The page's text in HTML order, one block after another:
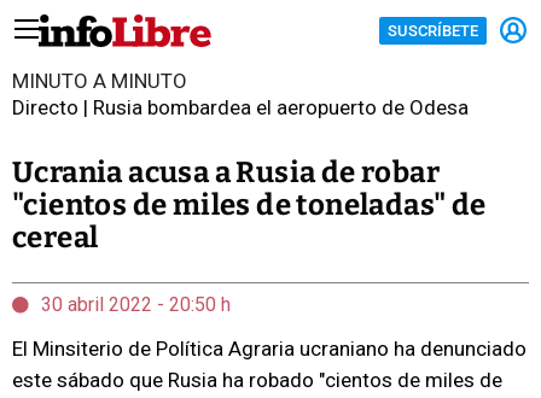
SUSCRÍBETE
MINUTO A MINUTO
Directo | Rusia bombardea el aeropuerto de Odesa
Ucrania acusa a Rusia de robar
"cientos de miles de toneladas" de
cereal
30 abril 2022 - 20:50 h
El Minsiterio de Política Agraria ucraniano ha denunciado
este sábado que Rusia ha robado "cientos de miles de